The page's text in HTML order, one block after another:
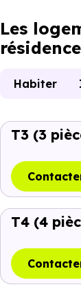
Les
résidence
Habiter
T3 (3
T4 (4